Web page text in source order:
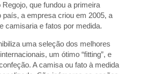
que fundou a primeira
a empresa criou em 2005, a
camisaria e fatos por medida.
uma seleção dos melhores
um ótimo “fitting”, e
A camisa ou fato à medida